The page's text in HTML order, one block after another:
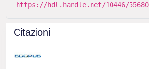
https://hdl.handle.net/10446/55680
Citazioni